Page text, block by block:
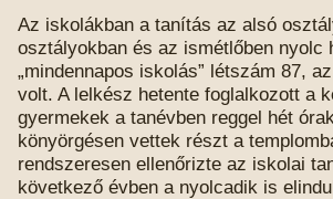
Az iskolákban a tanítás az alsó
osztályokban és az ismétlőben nyolc
„mindennapos iskolás” létszám 87,
volt. A lelkész hetente foglalkozott a
gyermekek a tanévben reggel hét
könyörgésen vettek részt a
rendszeresen ellenőrizte az iskolai
következő évben a nyolcadik is